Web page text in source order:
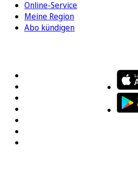
Online-Service
Meine Region
Abo kündigen